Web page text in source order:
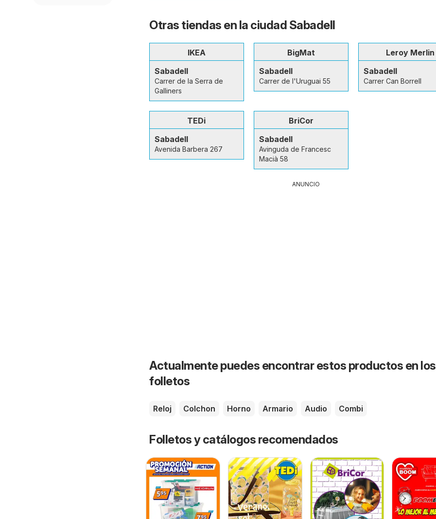
Otras tiendas en la ciudad Sabadell
IKEA
Sabadell
Carrer de la Serra de
Galliners
BigMat
Sabadell
Carrer de l'Uruguai 55
Leroy Merlin
Sabadell
Carrer Can Borrell
TEDi
Sabadell
Avenida Barbera 267
BriCor
Sabadell
Avinguda de Francesc
Macià 58
ANUNCIO
Actualmente puedes encontrar estos productos en los
folletos
Reloj Colchon Horno Armario Audio Combi
Folletos y catálogos recomendados